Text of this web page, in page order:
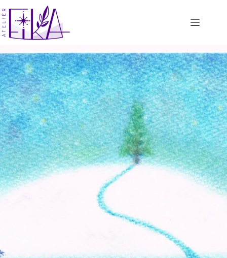
ン
テ
ン
へ
ス
キ
ッ
プ